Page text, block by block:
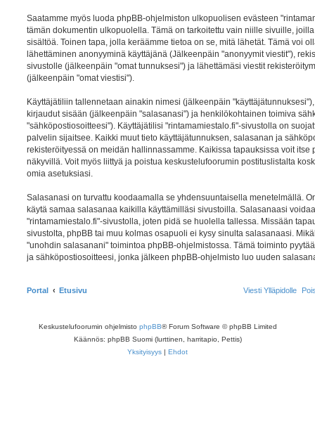
Saatamme myös luoda phpBB-ohjelmiston ulkopuolisen evästeen
tämän dokumentin ulkopuolella. Tämä on tarkoitettu vain niille sivuille,
sisältöä. Toinen tapa, jolla keräämme tietoa on se, mitä lähetät. Tämä voi
lähettäminen anonyyminä käyttäjänä (Jälkeenpäin "anonyymit viestit"),
sivustolle (jälkeenpäin "omat tunnuksesi") ja lähettämäsi viestit
(jälkeenpäin "omat viestisi").
Käyttäjätiliin tallennetaan ainakin nimesi (jälkeenpäin
kirjaudut sisään (jälkeenpäin "salasanasi") ja henkilökohtainen toimiva
"sähköpostiosoitteesi"). Käyttäjätilisi "rintamamiestalo.fi"-sivustolla on
palvelin sijaitsee. Kaikki muut tieto käyttäjätunnuksen, salasanan ja
rekisteröityessä on meidän hallinnassamme. Kaikissa tapauksissa voit itse
näkyvillä. Voit myös liittyä ja poistua keskustelufoorumin postituslistalta
omia asetuksiasi.
Salasanasi on turvattu koodaamalla se yhdensuuntaisella menetelmällä.
käytä samaa salasanaa kaikilla käyttämilläsi sivustoilla. Salasanaasi
"rintamamiestalo.fi"-sivustolla, joten pidä se huolella tallessa. Missään
sivustolta, phpBB tai muu kolmas osapuoli ei kysy sinulta salasanaasi.
"unohdin salasanani" toimintoa phpBB-ohjelmistossa. Tämä toiminto
ja sähköpostiosoitteesi, jonka jälkeen phpBB-ohjelmisto luo uuden
Portal Etusivu Viesti Ylläpidolle
Keskustelufoorumin ohjelmisto phpBB® Forum Software © phpBB Limited
Käännös: phpBB Suomi (lurttinen, harritapio, Pettis)
Yksityisyys | Ehdot